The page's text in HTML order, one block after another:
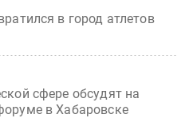
в город атлетов
сфере обсудят на
в Хабаровске